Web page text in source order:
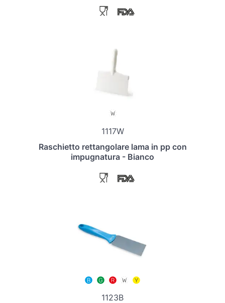
1117W
Raschietto rettangolare lama in pp con
impugnatura - Bianco
1123B